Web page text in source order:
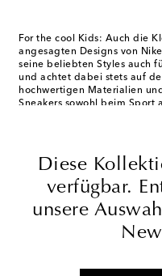
For the cool Kids: Auch die
angesagten Designs von
seine beliebten Styles auch
und achtet dabei stets auf
hochwertigen Materialien
Sneakers sowohl beim Sport
Diese
verfügbar.
unsere